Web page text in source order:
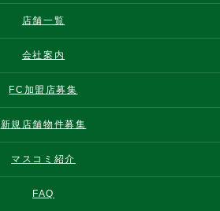
店舗一覧
会社案内
FC加盟店募集
新規店舗物件募集
マスコミ紹介
FAQ